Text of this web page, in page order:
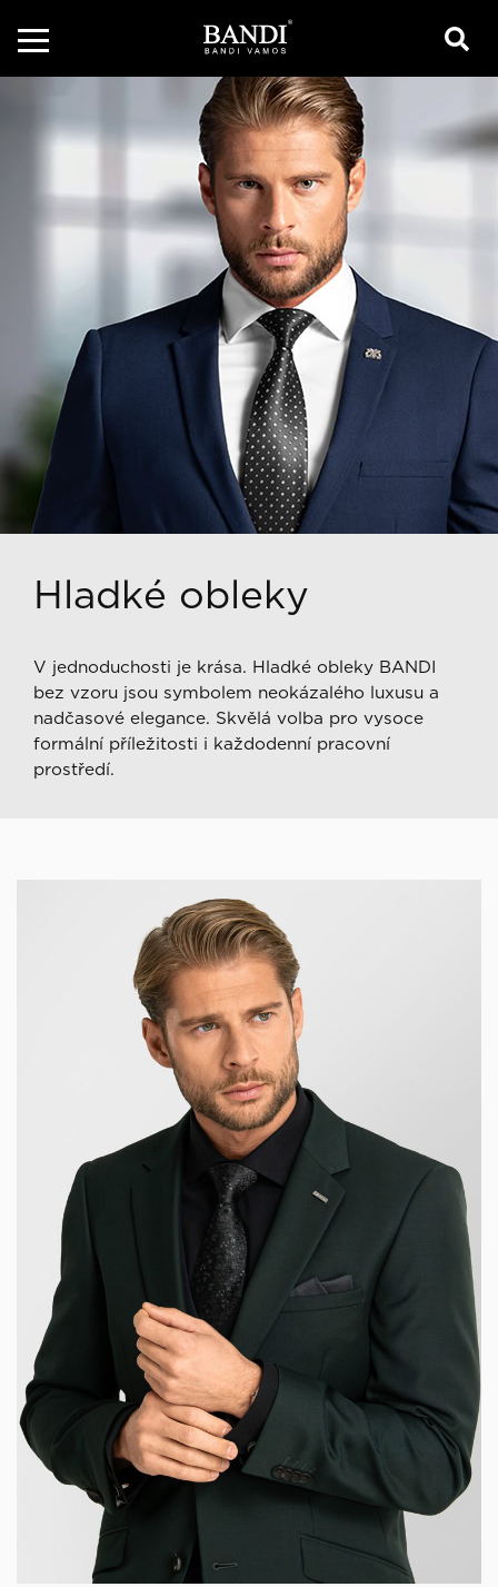
Hladké obleky
V jednoduchosti je krása. Hladké obleky BANDI
bez vzoru jsou symbolem neokázalého luxusu a
nadčasové elegance. Skvělá volba pro vysoce
formální příležitosti i každodenní pracovní
prostředí.